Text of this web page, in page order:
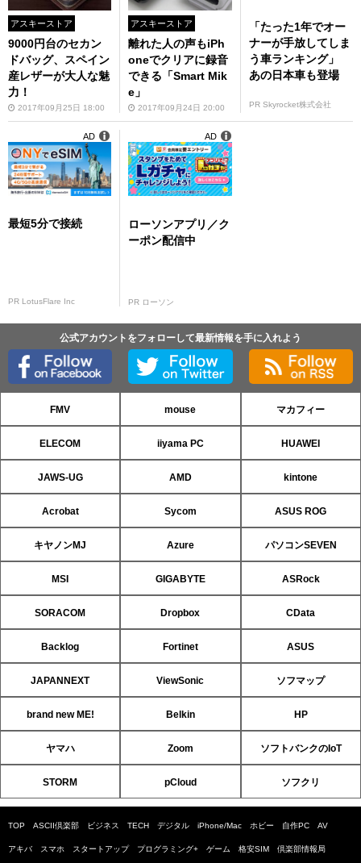
アスキーストア
9000円台のセカン
ドバッグ、スペイン
産レザーが大人な魅
力！
2017年09月25日 18:00
アスキーストア
離れた人の声もiPh
oneでクリアに録音
できる「Smart Mik
e」
2017年09月24日 20:00
「たった1年でオー
ナーが手放してしま
う車ランキング」
あの日本車も登場
PR Skyrocket株式会社
最短5分で接続
PR LotusFlare Inc
AD
ローソンアプリ／ク
ーポン配信中
PR ローソン
AD
公式アカウントをフォローして最新情報を手に入れよう
FMV mouse マカフィー
ELECOM iiyama PC HUAWEI
JAWS-UG AMD kintone
Acrobat Sycom ASUS ROG
キヤノンMJ Azure パソコンSEVEN
MSI GIGABYTE ASRock
SORACOM Dropbox CData
Backlog Fortinet ASUS
JAPANNEXT ViewSonic ソフマップ
brand new ME! Belkin HP
ヤマハ Zoom ソフトバンクのIoT
STORM pCloud ソフクリ
TOP ASCII倶楽部 ビジネス TECH デジタル iPhone/Mac ホビー 自作PC AV
アキバ スマホ スタートアップ プログラミング+ ゲーム 格安SIM 倶楽部情報局